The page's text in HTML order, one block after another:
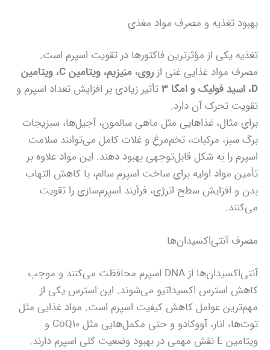
بهبود تغذیه و مصرف مواد مغذی
تغذیه یکی از مؤثرترین فاکتورها در تقویت اسپرم است.
مصرف مواد غذایی غنی از
روی، منیزیم، ویتامین C، ویتامین
D، اسید فولیک و امگا ۳
تأثیر زیادی بر افزایش تعداد اسپرم و
تقویت تحرک آن دارد.
برای مثال، غذاهایی مثل ماهی سالمون، آجیل‌ها، سبزیجات
برگ سبز، مرکبات، تخم‌مرغ و غلات کامل می‌توانند سلامت
اسپرم را به شکل قابل‌توجهی بهبود دهند. این مواد علاوه بر
تأمین مواد اولیه برای ساخت اسپرم سالم، با کاهش التهاب
بدن و افزایش سطح انرژی، فرآیند اسپرم‌سازی را تقویت
می‌کنند.
مصرف آنتی‌اکسیدان‌ها
آنتی‌اکسیدان‌ها از DNA اسپرم محافظت می‌کنند و موجب
کاهش استرس اکسیداتیو می‌شوند. این استرس یکی از
مهم‌ترین عوامل کاهش کیفیت اسپرم است. مواد غذایی مثل
توت‌ها، انار، آووکادو و حتی مکمل‌هایی مثل CoQ10 و
ویتامین E نقش مهمی در بهبود وضعیت کلی اسپرم دارند.